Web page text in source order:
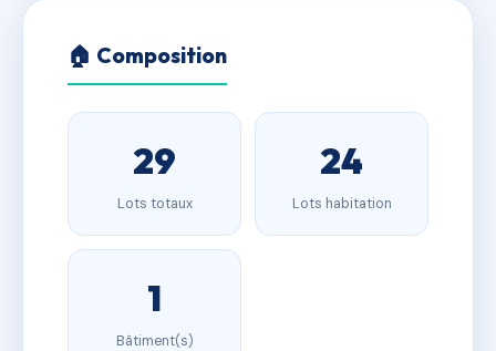
🏠 Composition
29
Lots totaux
24
Lots habitation
1
Bâtiment(s)